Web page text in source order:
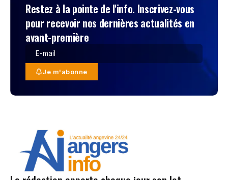
Restez à la pointe de l'info. Inscrivez-vous
pour recevoir nos dernières actualités en
avant-première
Je m'abonne